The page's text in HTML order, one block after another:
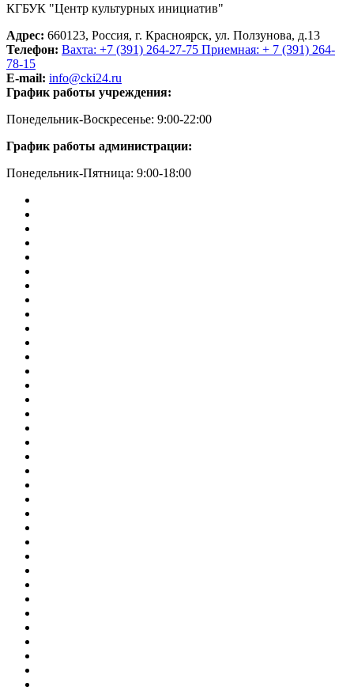
КГБУК "Центр культурных инициатив"
Адрес: 660123, Россия, г. Красноярск, ул. Ползунова, д.13
Телефон: Вахта: +7 (391) 264-27-75 Приемная: + 7 (391) 264-
78-15
E-mail: info@cki24.ru
График работы учреждения:
Понедельник-Воскресенье: 9:00-22:00
График работы администрации:
Понедельник-Пятница: 9:00-18:00